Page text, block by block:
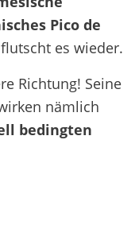
Pico de
es wieder.
Richtung! Seine
nämlich
bedingten